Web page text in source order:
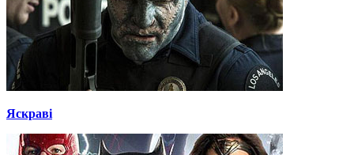
Яскраві